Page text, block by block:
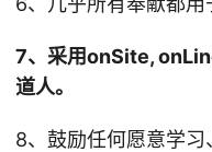
7、采用onSite,
道人。
8、鼓励任何愿意学